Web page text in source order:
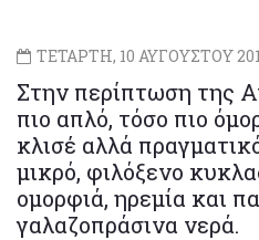
ΤΕΤΑΡΤΗ, 10 ΑΥΓΟΥΣΤΟΥ
Στην περίπτωση της
πιο απλό, τόσο πιο
κλισέ αλλά
μικρό, φιλόξενο
ομορφιά, ηρεμία και
γαλαζοπράσινα νερά.